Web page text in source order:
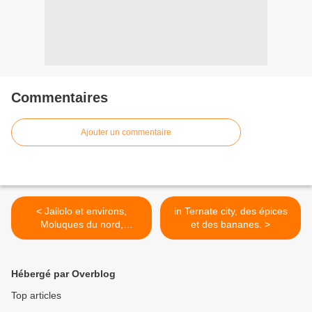
Commentaires
Ajouter un commentaire
< Jailolo et environs,
Moluques du nord,
Halmahera
in Ternate city, des épices
et des bananes. >
Hébergé par Overblog
Top articles